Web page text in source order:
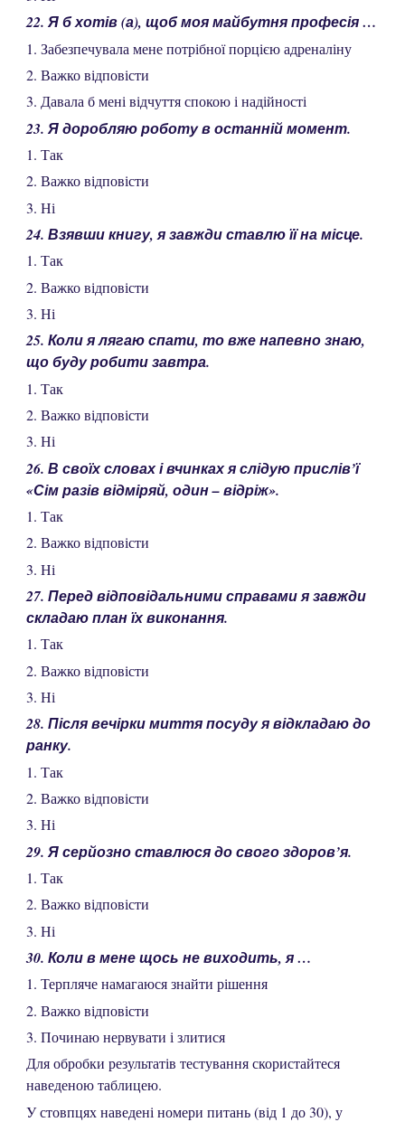
22. Я б хотів (а), щоб моя майбутня професія …
1. Забезпечувала мене потрібної порцією адреналіну
2. Важко відповісти
3. Давала б мені відчуття спокою і надійності
23. Я доробляю роботу в останній момент.
1. Так
2. Важко відповісти
3. Ні
24. Взявши книгу, я завжди ставлю її на місце.
1. Так
2. Важко відповісти
3. Ні
25. Коли я лягаю спати, то вже напевно знаю,
що буду робити завтра.
1. Так
2. Важко відповісти
3. Ні
26. В своїх словах і вчинках я слідую прислів’ї
«Сім разів відміряй, один – відріж».
1. Так
2. Важко відповісти
3. Ні
27. Перед відповідальними справами я завжди
складаю план їх виконання.
1. Так
2. Важко відповісти
3. Ні
28. Після вечірки миття посуду я відкладаю до
ранку.
1. Так
2. Важко відповісти
3. Ні
29. Я серйозно ставлюся до свого здоров’я.
1. Так
2. Важко відповісти
3. Ні
30. Коли в мене щось не виходить, я …
1. Терпляче намагаюся знайти рішення
2. Важко відповісти
3. Починаю нервувати і злитися
Для обробки результатів тестування скористайтеся
наведеною таблицею.
У стовпцях наведені номери питань (від 1 до 30), у